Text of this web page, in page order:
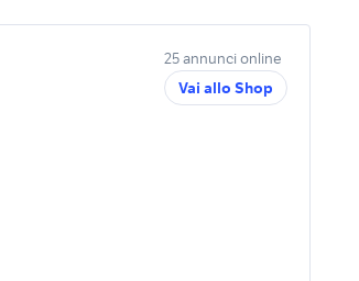
25 annunci online
Vai allo Shop